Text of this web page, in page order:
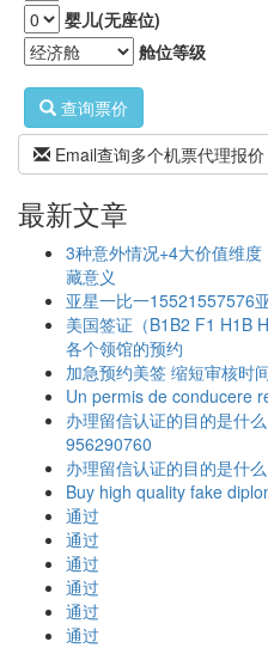
婴儿(无座位)
舱位等级
查询票价
Email查询多个机票代理报价
最新文章
3种意外情况+4大价值维
藏意义
亚星一比一15521557576
美国签证（B1B2 F1 H1B
各个领馆的预约
加急预约美签 缩短审核时
Un permis de conducere
办理留信认证的目的是什
956290760
办理留信认证的目的是什
Buy high quality fake
通过
通过
通过
通过
通过
通过